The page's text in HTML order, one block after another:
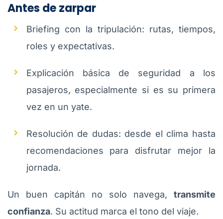
Antes de zarpar
Briefing con la tripulación: rutas, tiempos,
roles y expectativas.
Explicación básica de seguridad a los
pasajeros, especialmente si es su primera
vez en un yate.
Resolución de dudas: desde el clima hasta
recomendaciones para disfrutar mejor la
jornada.
Un buen capitán no solo navega, transmite
confianza. Su actitud marca el tono del viaje.